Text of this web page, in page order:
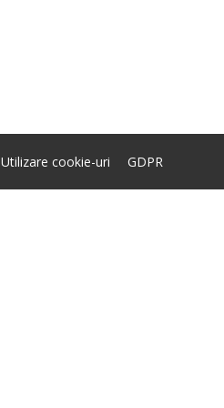
Utilizare cookie-uri GDPR